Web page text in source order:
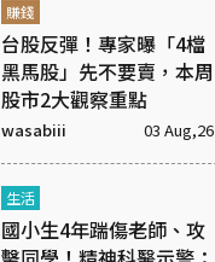
賺錢
台股反彈！專家曝「4檔
黑馬股」先不要賣，本周
股市2大觀察重點
wasabiii 03 Aug,26
生活
國小生4年踹傷老師、攻